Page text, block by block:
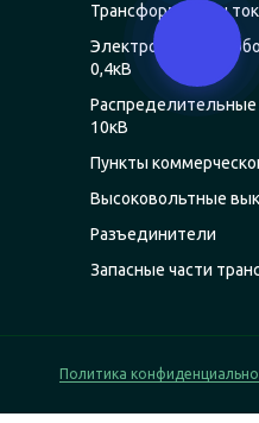
Трансформаторы
Электрощитовое
0,4кВ
Распределительные
10кВ
Пункты
Высоковольтные
Разъединители
Запасные части
Политика